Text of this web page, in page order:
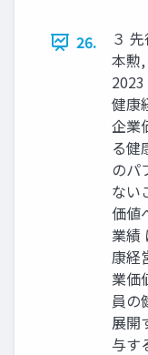
26.
３
本勲
健康
企業
る健
のパ
ない
価値
業績
康経
業価
員の
展開
与す